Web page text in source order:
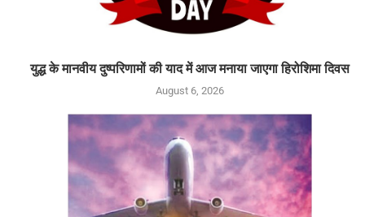
युद्ध के मानवीय दुष्परिणामों की याद में आज मनाया जाएगा हिरोशिमा दिवस
August 6, 2026